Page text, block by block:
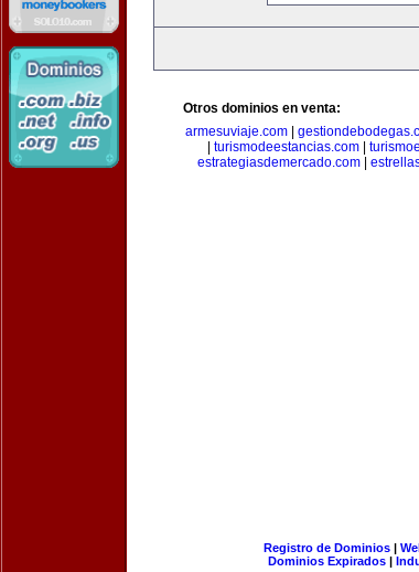
Otros dominios en venta:
armesuviaje.com|
turismodeestancias.com
estrategiasdemercado.com|
Registro de Dominios|
Dominios Expirados |